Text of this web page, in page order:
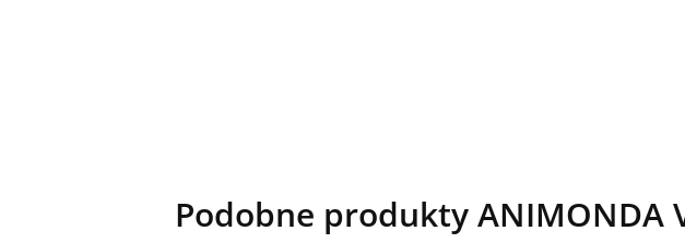
Podobne produkty ANIMONDA